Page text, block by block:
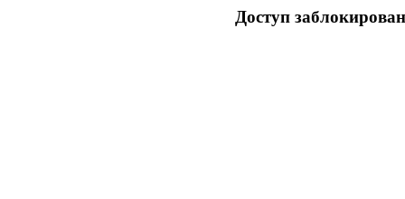
Доступ